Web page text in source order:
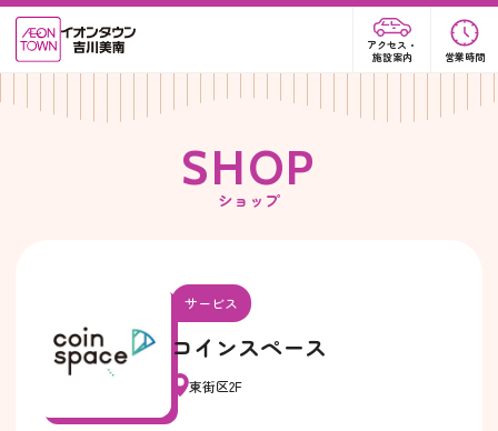
アクセス・
施設案内
営業時間
SHOP
ショップ
サービス
コインスペース
東街区2F